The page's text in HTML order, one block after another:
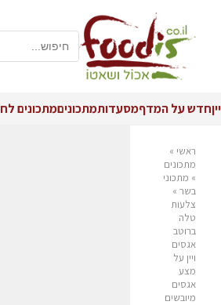
ייןחדש על המדףמסעדותמתכוניםמתכונים
ראשי »
מתכונים
» מתכוני
בשר »
צלעות
טלה
ברוטב
אגסים
ויין על
מצע
אגסים
מיובשים